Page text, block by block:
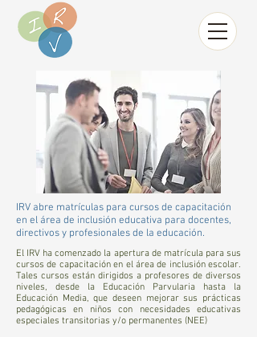
IRV abre matrículas para cursos de capacitación
en el área de inclusión educativa para docentes,
directivos y profesionales de la educación.
El IRV ha comenzado la apertura de matrícula para sus
cursos de capacitación en el área de inclusión escolar.
Tales cursos están dirigidos a profesores de diversos
niveles, desde la Educación Parvularia hasta la
Educación Media, que deseen mejorar sus prácticas
pedagógicas en niños con necesidades educativas
especiales transitorias y/o permanentes (NEE)